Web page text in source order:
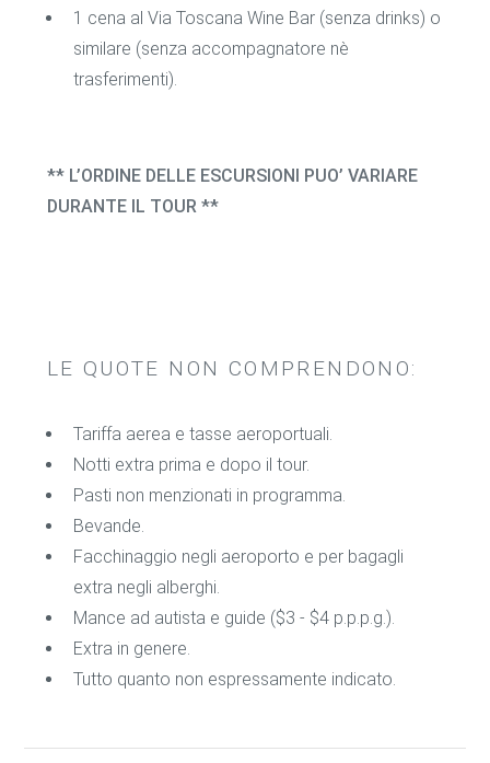
1 cena al Via Toscana Wine Bar (senza drinks) o
similare (senza accompagnatore nè
trasferimenti).
** L’ORDINE DELLE ESCURSIONI PUO’ VARIARE
DURANTE IL TOUR **
LE QUOTE NON COMPRENDONO:
Tariffa aerea e tasse aeroportuali.
Notti extra prima e dopo il tour.
Pasti non menzionati in programma.
Bevande.
Facchinaggio negli aeroporto e per bagagli
extra negli alberghi.
Mance ad autista e guide ($3 - $4 p.p.p.g.).
Extra in genere.
Tutto quanto non espressamente indicato.